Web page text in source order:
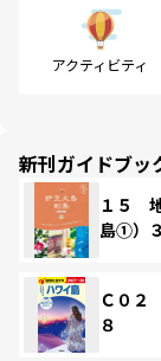
アクティビティ
新刊ガイドブッ
１５
島①）
Ｃ０２
８